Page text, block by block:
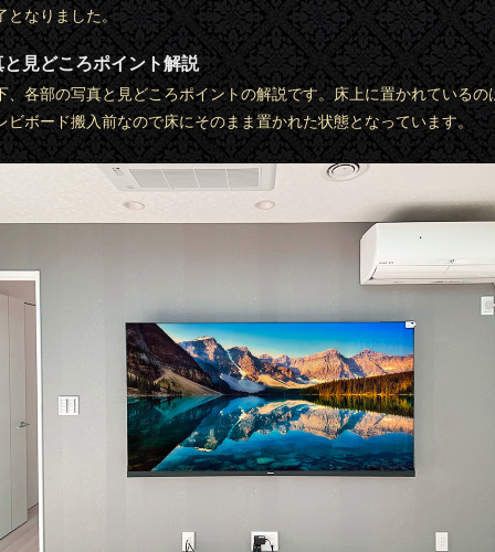
となりました。
見どころポイント解説
、各部の写真と見どころポイントの解説です。床上に置かれているの
ビボード搬入前なので床にそのまま置かれた状態となっています。